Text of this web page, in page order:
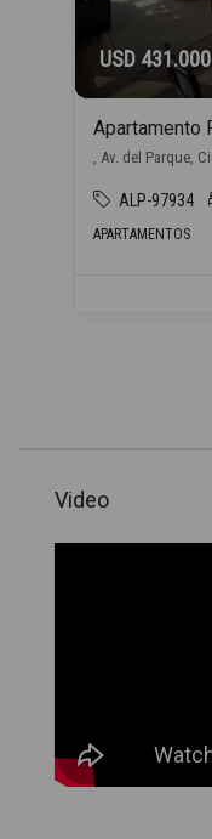
USD 431.000
ALP-97934
APARTAMENTOS
Video